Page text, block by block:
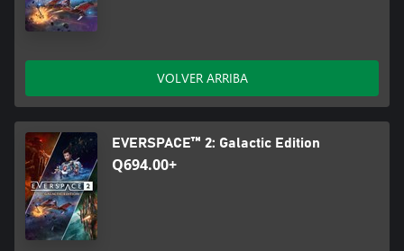
durante los viajes interestelares.
VOLVER ARRIBA
EVERSPACE™ 2: Galactic Edition
Q694.00+